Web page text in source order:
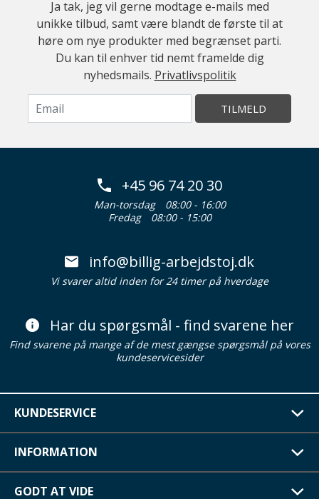
Ja tak, jeg vil gerne modtage e-mails med
unikke tilbud, samt være blandt de første til at
høre om nye produkter med begrænset parti.
Du kan til enhver tid nemt framelde dig
nyhedsmails. Privatlivspolitik
TILMELD
+45 96 74 20 30
Man-torsdag
08:00 - 16:00
Fredag
08:00 - 15:00
info@billig-arbejdstoj.dk
Vi svarer altid inden for 24 timer på hverdage
Har du spørgsmål - find svarene her
Find svarene på mange af de mest gængse spørgsmål på vores
kundeservicesider
KUNDESERVICE
INFORMATION
GODT AT VIDE